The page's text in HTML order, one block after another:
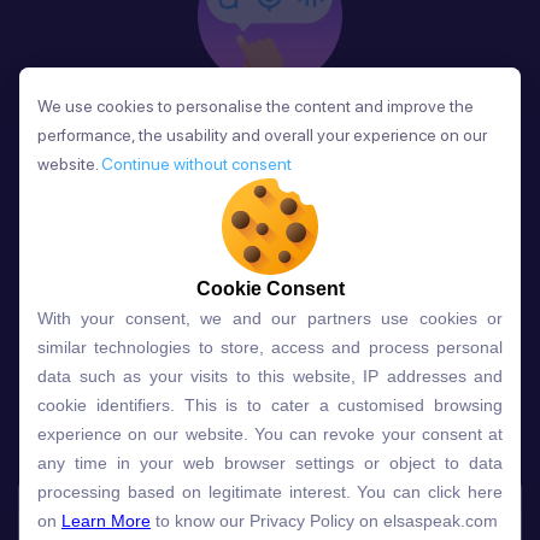
Phản Hồi
Sau mỗi bài học, người học nhận phản hồi về phát
âm và ngữ pháp ngay lập tức, giúp cải thiện kỹ năng
và tiến bộ nhanh chóng.
Lựa chọn gói học ELSA dành
cho bạn
Gói học Free Premium
Speech Analyzer
We use cookies to personalise the content and improve the
performance, the usability and overall your experience on our
website. Continue without consent
Cookie Consent
With your consent, we and our partners use cookies or
similar technologies to store, access and process personal
data such as your visits to this website, IP addresses and
cookie identifiers. This is to cater a customised browsing
experience on our website. You can revoke your consent at
any time in your web browser settings or object to data
processing based on legitimate interest. You can click here
on Learn More to know our Privacy Policy on elsaspeak.com
We use cookies to personalise the content and improve the
performance, the usability and overall your experience on our
website. Continue without consent
Cookie Consent
With your consent, we and our partners use cookies or
similar technologies to store, access and process personal
data such as your visits to this website, IP addresses and
cookie identifiers. This is to cater a customised browsing
experience on our website. You can revoke your consent at
any time in your web browser settings or object to data
processing based on legitimate interest. You can click here
on Learn More to know our Privacy Policy on elsaspeak.com